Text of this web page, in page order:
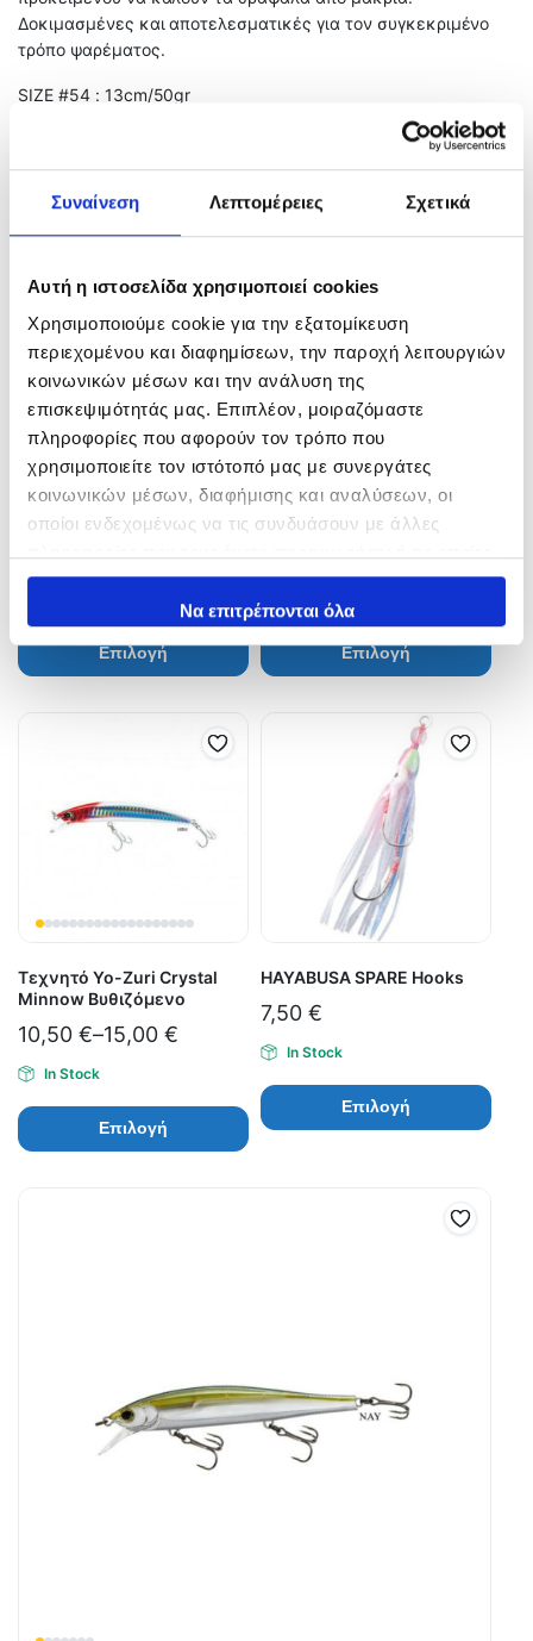
Συναίνεση Λεπτομέρειες Σχετικά
Αυτή η ιστοσελίδα χρησιμοποιεί cookies
Χρησιμοποιούμε cookie για την εξατομίκευση
περιεχομένου και διαφημίσεων, την παροχή λειτουργιών
κοινωνικών μέσων και την ανάλυση της
επισκεψιμότητάς μας. Επιπλέον, μοιραζόμαστε
πληροφορίες που αφορούν τον τρόπο που
χρησιμοποιείτε τον ιστότοπό μας με συνεργάτες
κοινωνικών μέσων, διαφήμισης και αναλύσεων, οι
οποίοι ενδεχομένως να τις συνδυάσουν με άλλες
έχουν συλλέξει σε σχέση με την από μέρους σας χρήση
των υπηρεσιών τους.Να επιτρέπονται όλα
Δοκιμασμένες και αποτελεσματικές για τον συγκεκριμένο
τρόπο ψαρέματος.
SIZE #54 : 13cm/50gr
Related products
ALIGATOR ΚΑΒΟΥΡΙ
1,10€–1,30€
Επιλογή
Savage Gear Needle Jig
10,00€–14,40€
Επιλογή
Τεχνητό Yo-Zuri Crystal
Minnow Βυθιζόμενο
10,50 €–15,00 €
In Stock
Επιλογή
HAYABUSA SPARE Hooks
7,50 €
In Stock
Επιλογή